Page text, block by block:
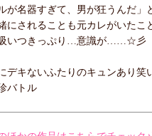
が名器すぎて、男が狂うんだ
にされることも元カレがいたこ
いつきっぷり…意識が……☆彡
デキないふたりのキュンあり笑
バトル